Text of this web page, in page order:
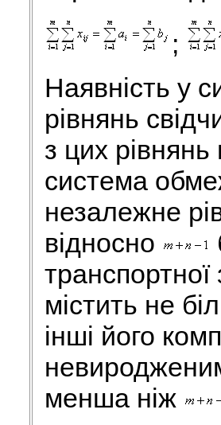
;
Наявність у
рівнянь
з цих
система
незалежне
відносно
містить не
інші його
менша ніж